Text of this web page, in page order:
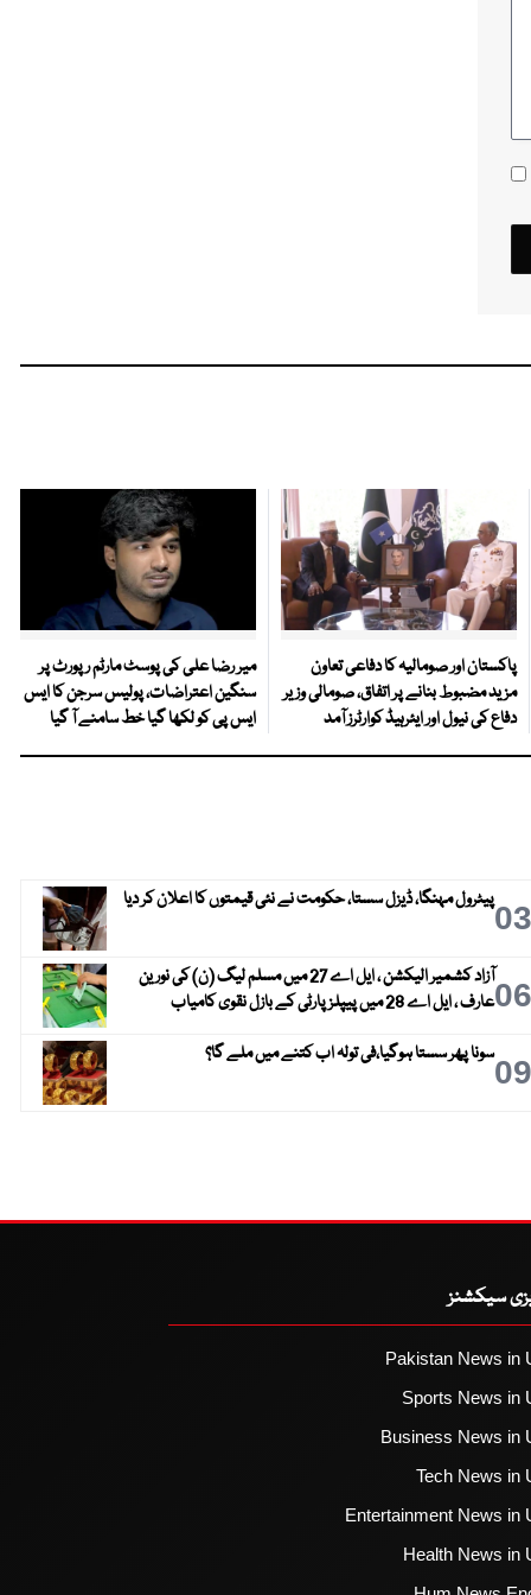
پاکستان اور صومالیہ کا دفاعی تعاون
مزید مضبوط بنانے پر اتفاق، صومالی وزیر
دفاع کی نیول اور ایئرہیڈ کوارٹرز آمد
میر رضا علی کی پوسٹ مارٹم رپورٹ پر
سنگین اعتراضات، پولیس سرجن کا ایس
ایس پی کو لکھا گیا خط سامنے آ گیا
03پیٹرول مہنگا، ڈیزل سستا، حکومت نے نئی قیمتوں کا اعلان کر دیا
06
آزاد کشمیر الیکشن ، ایل اے 27 میں مسلم لیگ (ن) کی نورین
عارف ، ایل اے 28 میں پیپلز پارٹی کے بازل نقوی کامیاب
09سونا پھر سستا ہوگیا،فی تولہ اب کتنے میں ملے گا؟
سیکشنز
Pakistan News in
Sports News in
Business News in
Tech News in
Entertainment News in
Health News in